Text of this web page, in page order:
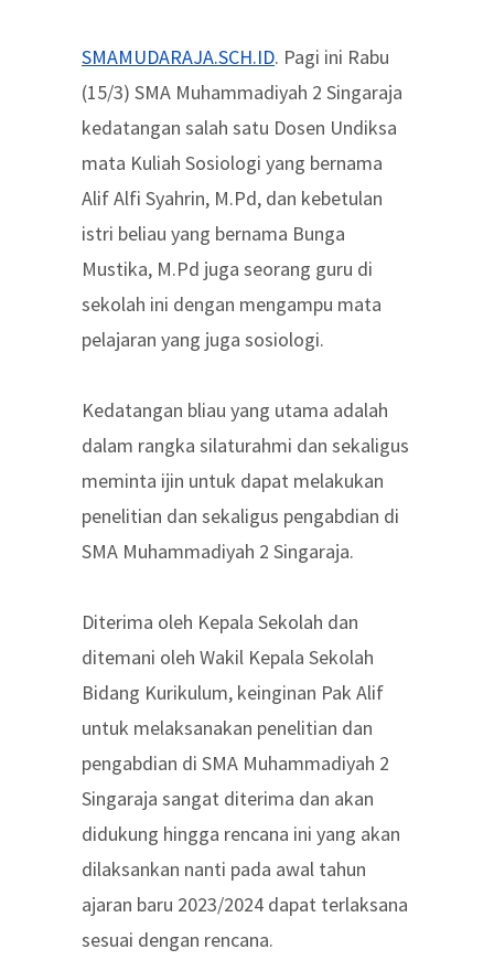
SMAMUDARAJA.SCH.ID. Pagi ini Rabu
(15/3) SMA Muhammadiyah 2 Singaraja
kedatangan salah satu Dosen Undiksa
mata Kuliah Sosiologi yang bernama
Alif Alfi Syahrin, M.Pd, dan kebetulan
istri beliau yang bernama Bunga
Mustika, M.Pd juga seorang guru di
sekolah ini dengan mengampu mata
pelajaran yang juga sosiologi.
Kedatangan bliau yang utama adalah
dalam rangka silaturahmi dan sekaligus
meminta ijin untuk dapat melakukan
penelitian dan sekaligus pengabdian di
SMA Muhammadiyah 2 Singaraja.
Diterima oleh Kepala Sekolah dan
ditemani oleh Wakil Kepala Sekolah
Bidang Kurikulum, keinginan Pak Alif
untuk melaksanakan penelitian dan
pengabdian di SMA Muhammadiyah 2
Singaraja sangat diterima dan akan
didukung hingga rencana ini yang akan
dilaksankan nanti pada awal tahun
ajaran baru 2023/2024 dapat terlaksana
sesuai dengan rencana.